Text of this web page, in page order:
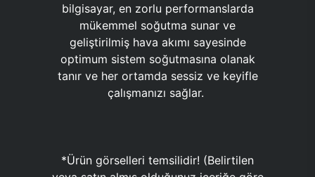
bilgisayar, en zorlu performanslarda
mükemmel soğutma sunar ve
geliştirilmiş hava akımı sayesinde
optimum sistem soğutmasına olanak
tanır ve her ortamda sessiz ve keyifle
çalışmanızı sağlar.
*Ürün görselleri temsilidir! (Belirtilen